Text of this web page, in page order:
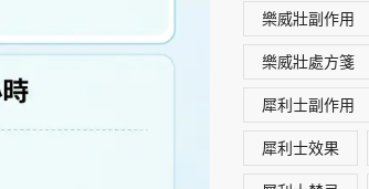
樂威壯副作用
樂威壯處方箋
犀利士副作用
犀利士效果